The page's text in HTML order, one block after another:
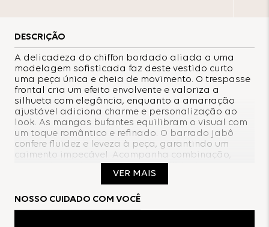
DESCRIÇÃO
A delicadeza do chiffon bordado aliada a uma
modelagem sofisticada faz deste vestido curto
uma peça única e cheia de movimento. O trespasse
frontal cria um efeito envolvente e valoriza a
silhueta com elegância, enquanto a amarração
ajustável adiciona charme e personalização ao
look. As mangas bufantes equilibram o visual com
um toque romântico e refinado. O barrado jabô
confere fluidez e leveza à peça, garantindo um
caimento impecável. Acompanha combinação,
proporcionando conforto e versatilidade ao
modelo. Na cor preta, o vestido ganha um ar de
sofisticação e mistério, tornando-se ideal para
composições impactantes e atemporais.
VER MAIS
NOSSO CUIDADO COM VOCÊ